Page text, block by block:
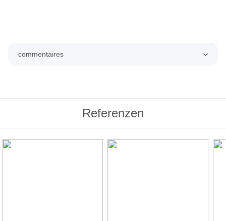
commentaires
Referenzen